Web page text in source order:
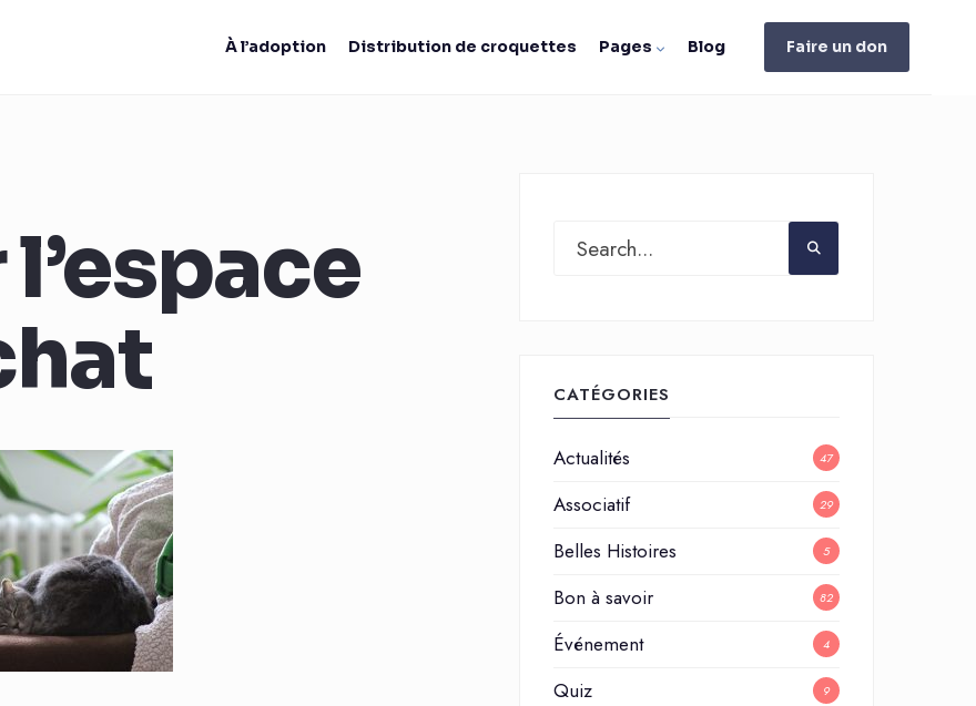
À l’adoption Distribution de croquettes Pages Blog Faire un don
CATÉGORIES
Actualités 47
Associatif 29
Belles Histoires 5
Bon à savoir 82
Événement 4
Quiz 9